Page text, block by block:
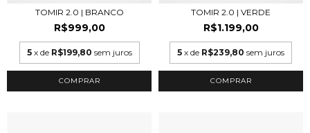
TOMIR 2.0 | BRANCO
R$999,00
5 x de R$199,80 sem juros
COMPRAR
TOMIR 2.0 | VERDE
R$1.199,00
5 x de R$239,80 sem juros
COMPRAR